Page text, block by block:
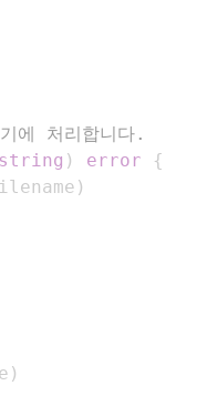
에 처리합니다.
string ) error
{
)
)